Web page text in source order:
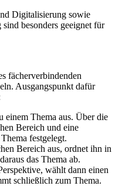
Digitalisierung sowie
besonders geeignet für
fächerverbindenden
Ausgangspunkt dafür
einem Thema aus. Über die
Bereich und eine
festgelegt.
Bereich aus, ordnet ihn in
das Thema ab.
wählt dann einen
schließlich zum Thema.